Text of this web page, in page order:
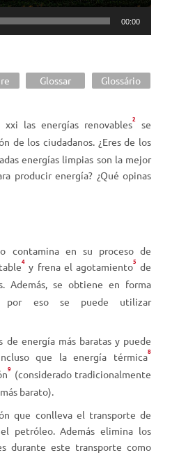
00:00
Glossar Glossário
las energías renovables2
se
de los ciudadanos. ¿Eres de los
energías limpias son la mejor
producir energía? ¿Qué opinas
contamina en su proceso de
4 y frena el agotamiento5 de
Además, se obtiene en forma
por eso se puede utilizar
de energía más baratas y puede
que la energía térmica8
9 (considerado tradicionalmente
barato).
que conlleva el transporte de
petróleo. Además elimina los
durante este transporte como